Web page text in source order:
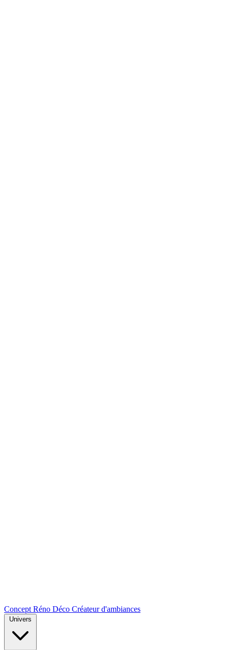
Concept Réno Déco Créateur d'ambiances